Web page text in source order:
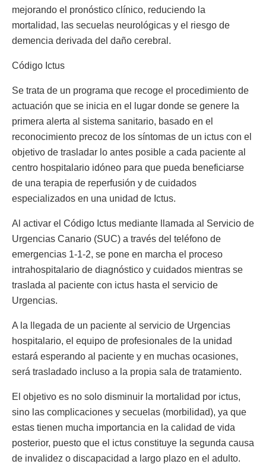
mejorando el pronóstico clínico, reduciendo la
mortalidad, las secuelas neurológicas y el riesgo de
demencia derivada del daño cerebral.
Código Ictus
Se trata de un programa que recoge el procedimiento de
actuación que se inicia en el lugar donde se genere la
primera alerta al sistema sanitario, basado en el
reconocimiento precoz de los síntomas de un ictus con el
objetivo de trasladar lo antes posible a cada paciente al
centro hospitalario idóneo para que pueda beneficiarse
de una terapia de reperfusión y de cuidados
especializados en una unidad de Ictus.
Al activar el Código Ictus mediante llamada al Servicio de
Urgencias Canario (SUC) a través del teléfono de
emergencias 1-1-2, se pone en marcha el proceso
intrahospitalario de diagnóstico y cuidados mientras se
traslada al paciente con ictus hasta el servicio de
Urgencias.
A la llegada de un paciente al servicio de Urgencias
hospitalario, el equipo de profesionales de la unidad
estará esperando al paciente y en muchas ocasiones,
será trasladado incluso a la propia sala de tratamiento.
El objetivo es no solo disminuir la mortalidad por ictus,
sino las complicaciones y secuelas (morbilidad), ya que
estas tienen mucha importancia en la calidad de vida
posterior, puesto que el ictus constituye la segunda causa
de invalidez o discapacidad a largo plazo en el adulto.